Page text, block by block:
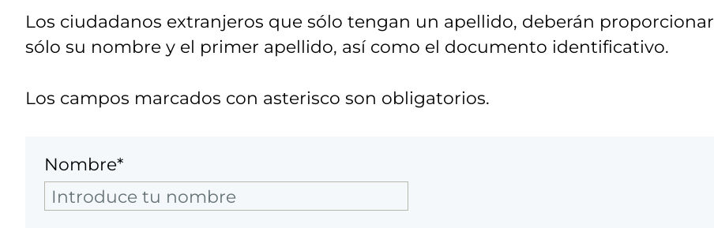
Los ciudadanos extranjeros que sólo tengan un apellido, deberán proporcionar
sólo su nombre y el primer apellido, así como el documento identificativo.
Los campos marcados con asterisco son obligatorios.
Nombre*